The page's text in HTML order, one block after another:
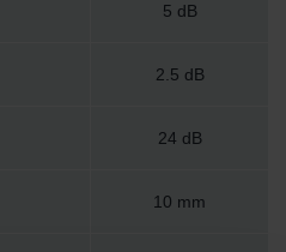
5 dB
2.5 dB
24 dB
10 mm